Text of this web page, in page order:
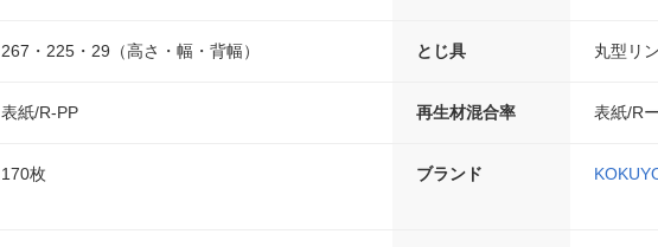
267・225・29（高さ・幅・背幅） とじ具 丸型リ
表紙/R-PP 再生材混合率 表紙/R
170枚 ブランド